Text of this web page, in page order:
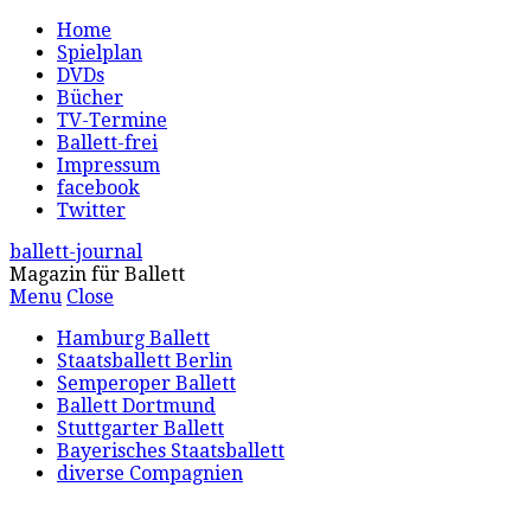
Home
Spielplan
DVDs
Bücher
TV-Termine
Ballett-frei
Impressum
facebook
Twitter
ballett-journal
Magazin für Ballett
Menu Close
Hamburg Ballett
Staatsballett Berlin
Semperoper Ballett
Ballett Dortmund
Stuttgarter Ballett
Bayerisches Staatsballett
diverse Compagnien